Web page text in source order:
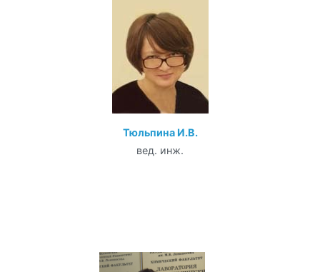
Тюльпина И.В.
вед. инж.